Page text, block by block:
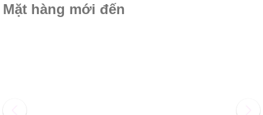
Mặt hàng mới đến